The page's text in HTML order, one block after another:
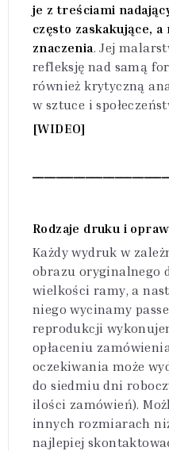
je z treściami
często zaskakujące,
znaczenia. Jej
refleksję nad samą
również krytyczną
w sztuce i
[WIDEO]
Rodzaje druku i
Każdy wydruk w
obrazu oryginalnego
wielkości ramy, a
niego wycinamy
reprodukcji
opłaceniu
oczekiwania może
do siedmiu dni
ilości zamówień).
innych rozmiarach
najlepiej